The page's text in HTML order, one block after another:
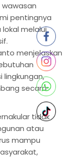
pentingnya
melalui
menjelaskan
secara
tidak
atau
mampu